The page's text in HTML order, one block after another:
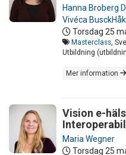
Hanna Broberg
Vivéca
Torsdag 25
Masterclass,
Utbildning
Mer information
Vision e-
Maria Wegner
Torsdag 25